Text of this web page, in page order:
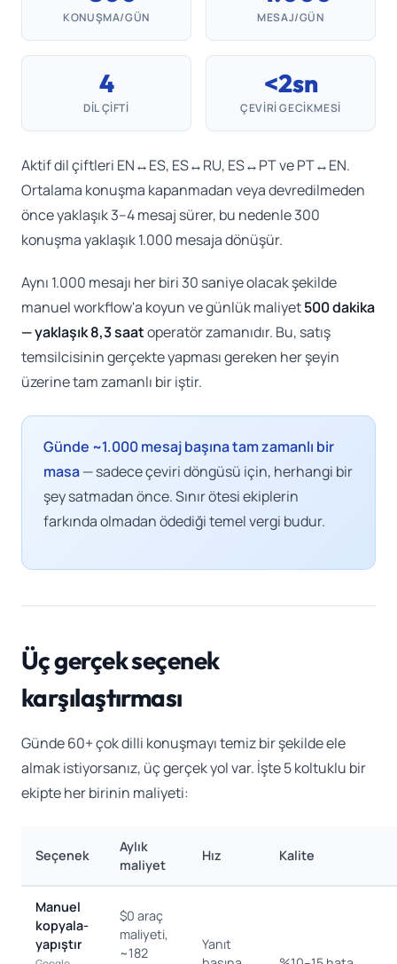
KONUŞMA/GÜN MESAJ/GÜN
4
DIL ÇIFTI
<2sn
ÇEVIRI GECIKMESI
Aktif dil çiftleri EN↔ES, ES↔RU, ES↔PT ve PT↔EN.
Ortalama konuşma kapanmadan veya devredilmeden
önce yaklaşık 3–4 mesaj sürer, bu nedenle 300
konuşma yaklaşık 1.000 mesaja dönüşür.
Aynı 1.000 mesajı her biri 30 saniye olacak şekilde
manuel workflow'a koyun ve günlük maliyet500 dakika
— yaklaşık 8,3 saatoperatör zamanıdır. Bu, satış
temsilcisinin gerçekte yapması gereken her şeyin
üzerine tam zamanlı bir iştir.
Günde ~1.000 mesaj başına tam zamanlı bir
masa— sadece çeviri döngüsü için, herhangi bir
şey satmadan önce. Sınır ötesi ekiplerin
farkında olmadan ödediği temel vergi budur.
Üç gerçek seçenek
karşılaştırması
Günde 60+ çok dilli konuşmayı temiz bir şekilde ele
almak istiyorsanız, üç gerçek yol var. İşte 5 koltuklu bir
ekipte her birinin maliyeti:
Seçenek
Aylık
maliyet
Hız Kalite
Manuel
kopyala-
yapıştır
$0 araç
maliyeti,
~182
Yanıt